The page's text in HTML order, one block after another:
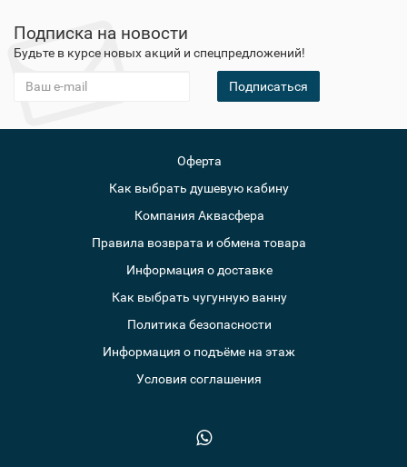
Подписка на новости
Будьте в курсе новых акций и спецпредложений!
Подписаться
Оферта
Как выбрать душевую кабину
Компания Аквасфера
Правила возврата и обмена товара
Информация о доставке
Как выбрать чугунную ванну
Политика безопасности
Информация о подъёме на этаж
Условия соглашения